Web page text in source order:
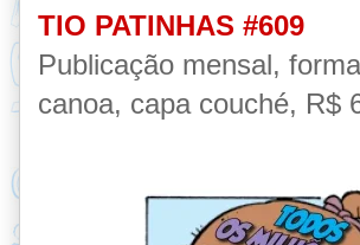
TIO PATINHAS #609
Publicação mensal,
canoa, capa couché, R$